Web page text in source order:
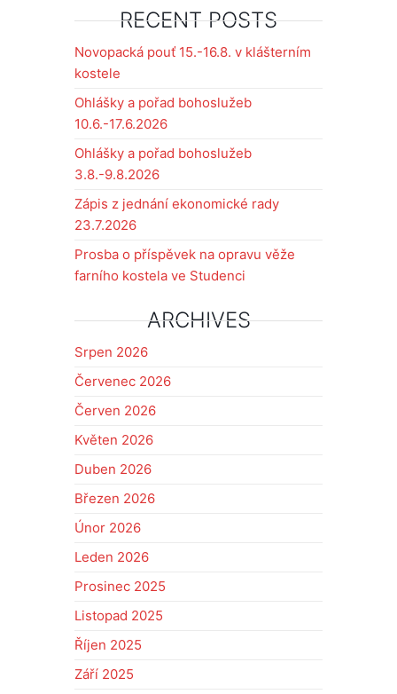
RECENT POSTS
Novopacká pouť 15.-16.8. v klášterním
kostele
Ohlášky a pořad bohoslužeb
10.6.-17.6.2026
Ohlášky a pořad bohoslužeb
3.8.-9.8.2026
Zápis z jednání ekonomické rady
23.7.2026
Prosba o příspěvek na opravu věže
farního kostela ve Studenci
ARCHIVES
Srpen 2026
Červenec 2026
Červen 2026
Květen 2026
Duben 2026
Březen 2026
Únor 2026
Leden 2026
Prosinec 2025
Listopad 2025
Říjen 2025
Září 2025